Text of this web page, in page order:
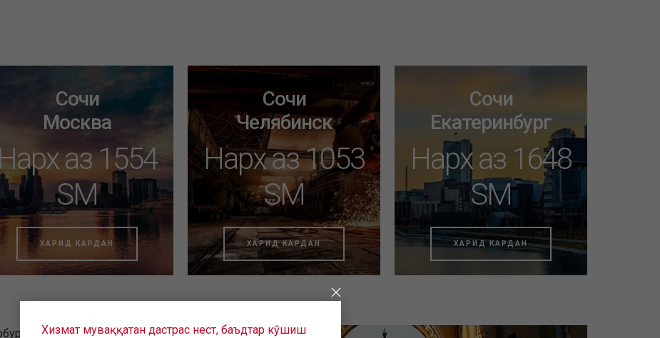
Сочи
Москва
Нарх аз 1554
SM
ХАРИД КАРДАН
Сочи
Челябинск
Нарх аз 1053
SM
ХАРИД КАРДАН
Сочи
Екатеринбург
Нарх аз 1648
SM
ХАРИД КАРДАН
но ещё не нашли
Хизмат муваққатан дастрас нест, баъдтар кӯшиш